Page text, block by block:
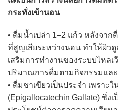
กระทั่งเข้านอน
• ดื่มน้ำเปล่า 1–2 แก้ว หลังจา
ที่สูญเสียระหว่างนอน ทำให้ผิว
เสริมการทำงานของระบบไหล
ปริมาณการดื่มตามกิจกรรมแล
• ดื่มชาเขียวเป็นประจำ เพราะ
(Epigallocatechin Gallate) ซึ่